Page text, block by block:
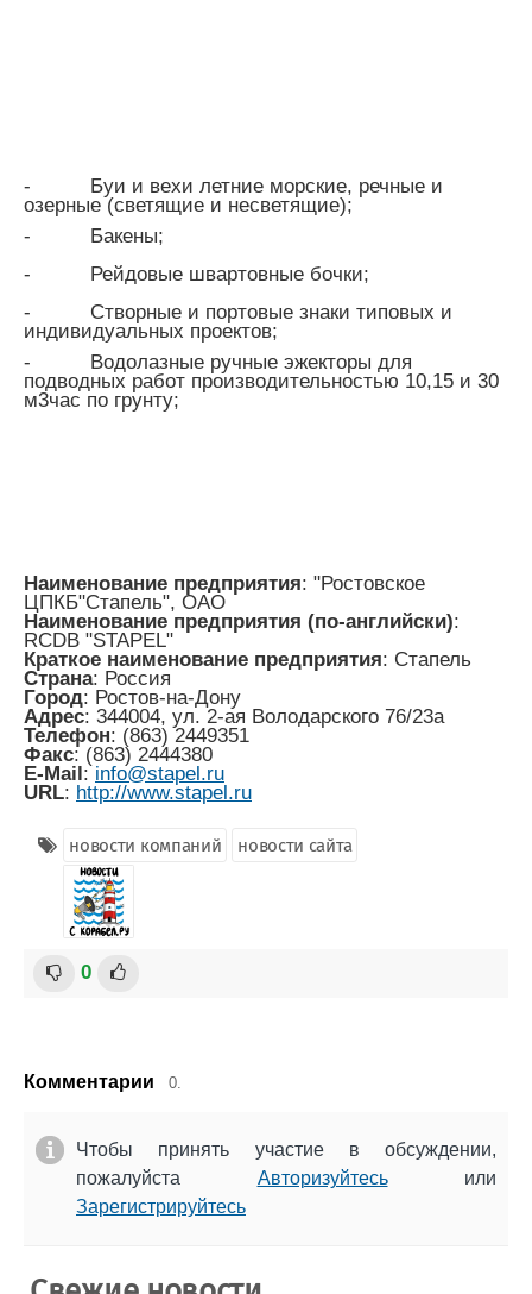
-
Буи и вехи летние морские, речные и
озерные (светящие и несветящие);
-
Бакены;
-
Рейдовые швартовные бочки;
-
Створные и портовые знаки типовых и
индивидуальных проектов;
-
Водолазные ручные эжекторы для
подводных работ производительностью 10,15 и 30
м3час по грунту;
Наименование предприятия: "Ростовское
ЦПКБ"Стапель", ОАО
Наименование предприятия (по-английски):
RCDB "STAPEL"
Краткое наименование предприятия: Стапель
Страна: Россия
Город: Ростов-на-Дону
Адрес: 344004, ул. 2-ая Володарского 76/23а
Телефон: (863) 2449351
Факс: (863) 2444380
E-Mail:info@stapel.ru
URL: http://www.stapel.ru
новости компаний новости сайта
0
Комментарии 0.
Чтобы принять участие в обсуждении,
пожалуйста Авторизуйтесьили
Зарегистрируйтесь